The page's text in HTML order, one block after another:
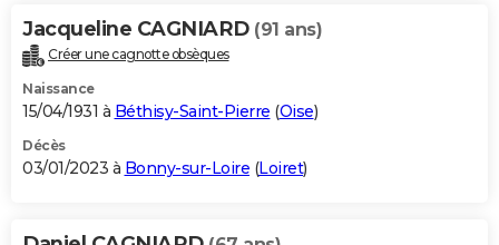
Jacqueline CAGNIARD (91 ans)
Créer une cagnotte obsèques
Naissance
15/04/1931 à Béthisy-Saint-Pierre (Oise)
Décès
03/01/2023 à Bonny-sur-Loire (Loiret)